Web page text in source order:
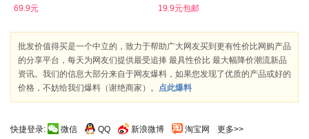
69.9元
19.9元包邮
批发价值得买是一个中立的，致力于帮助广大网友买到更有性价比网购产品
的分享平台，每天为网友们提供最受追捧 最具性价比 最大幅降价潮流新品
资讯。我们的信息大部分来自于网友爆料，如果您发现了优质的产品或好的
价格，不妨给我们爆料（谢绝商家）。 点此爆料
快捷登录: 微信 QQ 新浪微博 淘宝网 更多>>